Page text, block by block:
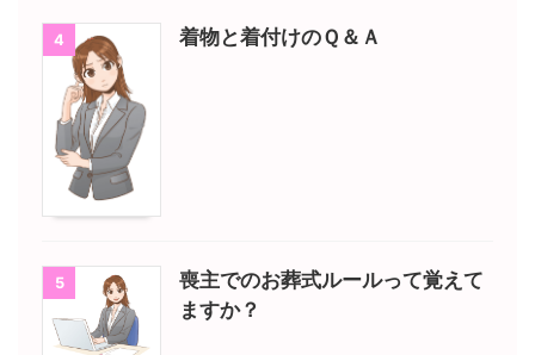
4 着物と着付けのＱ＆Ａ
5
喪主でのお葬式ルールって覚えて
ますか？